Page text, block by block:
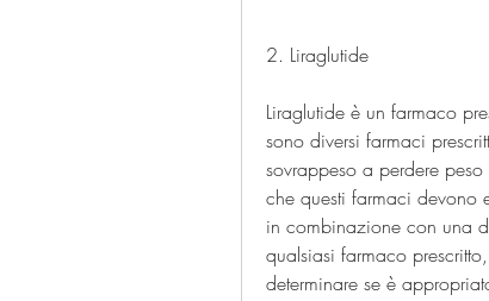
2. Liraglutide
Liraglutide è un farmaco
sono diversi farmaci
sovrappeso a perdere
che questi farmaci devono
in combinazione con una
qualsiasi farmaco
determinare se è